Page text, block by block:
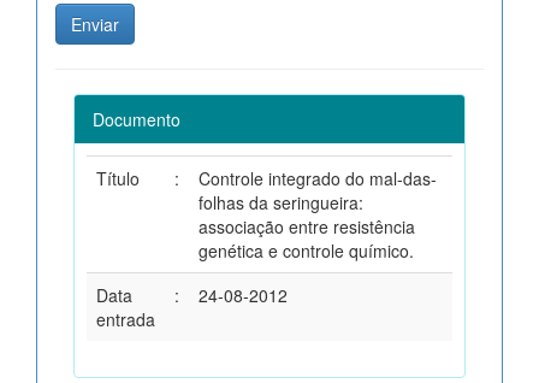
Documento
Título :
Controle integrado do mal-das-
folhas da seringueira:
associação entre resistência
genética e controle químico.
Data
entrada
: 24-08-2012